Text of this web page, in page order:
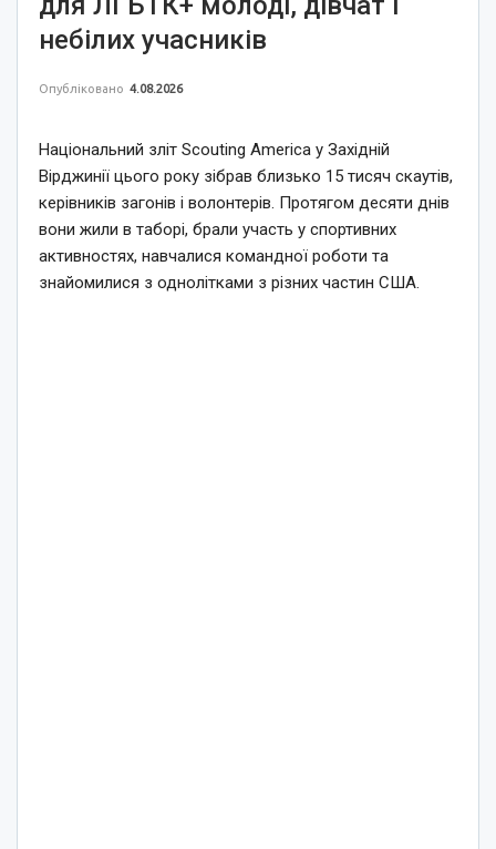
небілих учасників
Опубліковано 4.08.2026
Національний зліт Scouting America у Західній
Вірджинії цього року зібрав близько 15 тисяч скаутів,
керівників загонів і волонтерів. Протягом десяти днів
вони жили в таборі, брали участь у спортивних
активностях, навчалися командної роботи та
знайомилися з однолітками з різних частин США.